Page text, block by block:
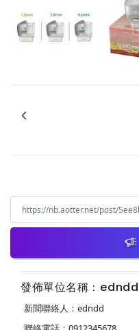
發佈單位名稱：edndd
新聞聯絡人：edndd